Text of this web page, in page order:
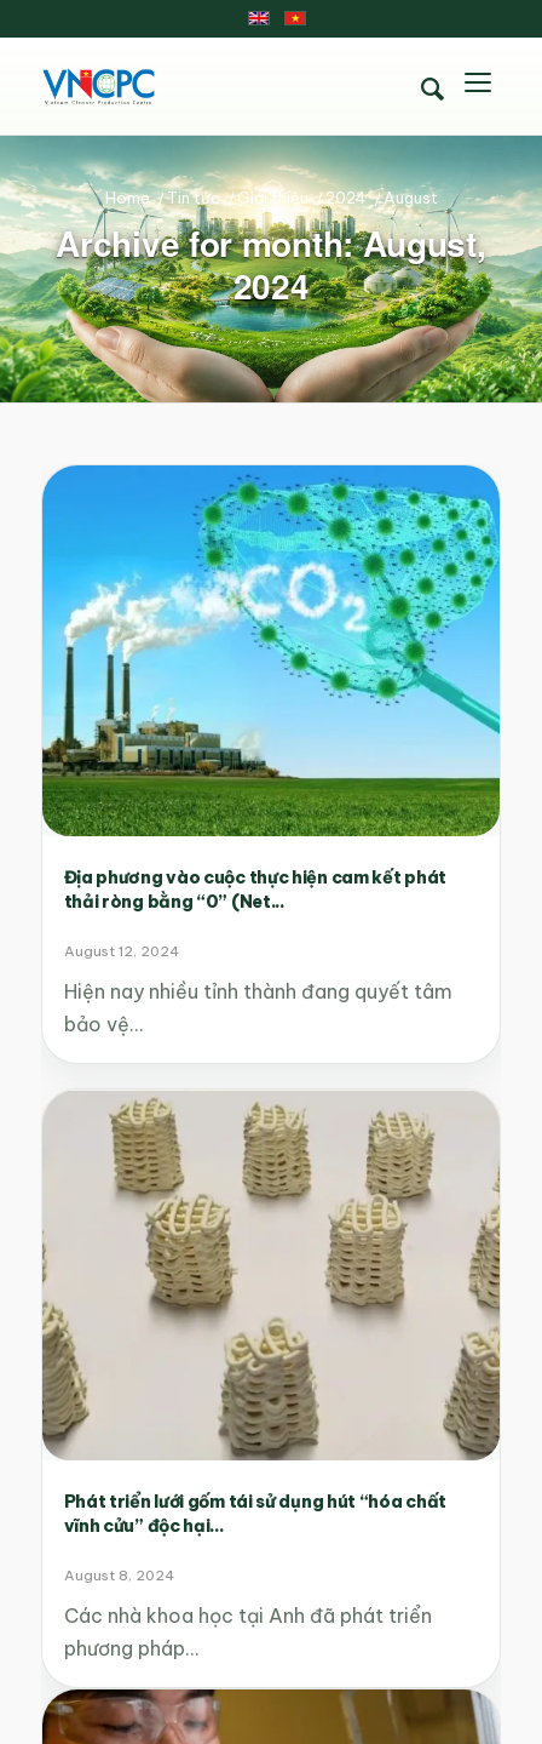
Archive for month: August,
2024
Home /Tin tức /Giới thiệu /2024 /August
Địa phương vào cuộc thực hiện cam kết phát
thải ròng bằng “0” (Net...
August 12, 2024
Hiện nay nhiều tỉnh thành đang quyết tâm
bảo vệ…
Phát triển lưới gốm tái sử dụng hút “hóa chất
vĩnh cửu” độc hại...
August 8, 2024
Các nhà khoa học tại Anh đã phát triển
phương pháp…